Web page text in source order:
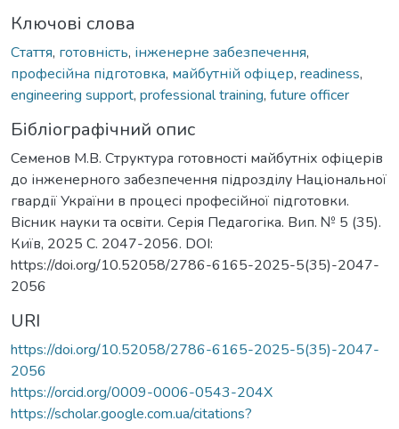
Ключові слова
Стаття, готовність, інженерне забезпечення,
професійна підготовка, майбутній офіцер, readiness,
engineering support, professional training, future officer
Бібліографічний опис
Семенов М.В. Структура готовності майбутніх офіцерів
до інженерного забезпечення підрозділу Національної
гвардії України в процесі професійної підготовки.
Вісник науки та освіти. Серія Педагогіка. Вип. № 5 (35).
Київ, 2025 С. 2047-2056. DOI:
https://doi.org/10.52058/2786-6165-2025-5(35)-2047-
2056
URI
https://doi.org/10.52058/2786-6165-2025-5(35)-2047-
2056
https://orcid.org/0009-0006-0543-204X
https://scholar.google.com.ua/citations?